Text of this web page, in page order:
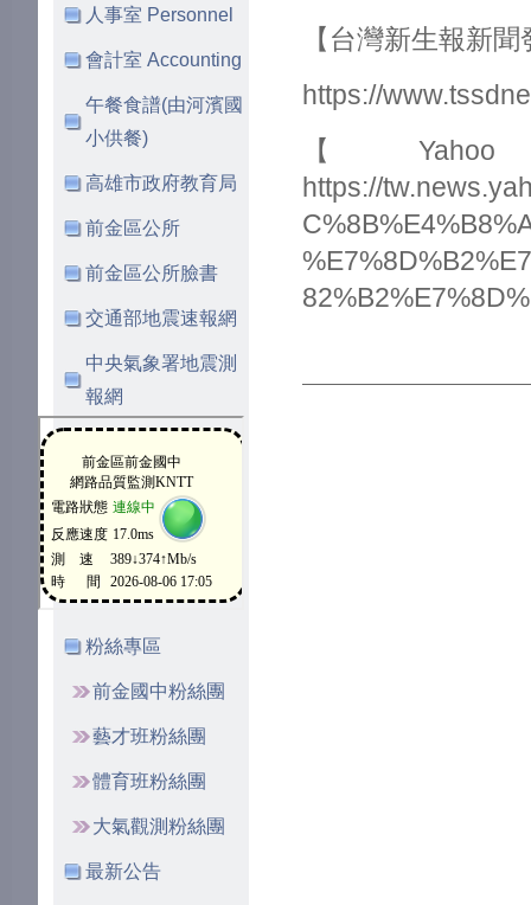
人事室 Personnel
會計室 Accounting
午餐食譜(由河濱國
小供餐)
高雄市政府教育局
前金區公所
前金區公所臉書
交通部地震速報網
中央氣象署地震測
報網
粉絲專區
前金國中粉絲團
藝才班粉絲團
體育班粉絲團
大氣觀測粉絲團
最新公告
【台灣新生報新
https://
【
https://